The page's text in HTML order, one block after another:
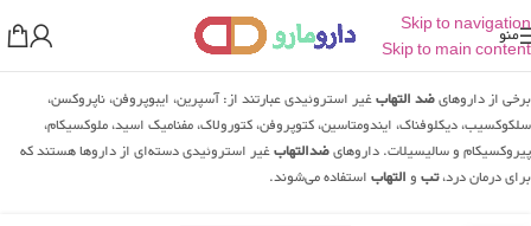
Skip to navigation
Skip to main content
منو
برخی از داروهایضد التهابغیر استروئیدی عبارتند از: آسپرین، ایبوپروفن، ناپروکسن،
سلکوکسیب، دیکلوفناک، ایندومتاسین، کتوپروفن، کتورولاک، مفنامیک اسید، ملوکسیکام،
پیروکسیکام و سالیسیلات. داروهایضدالتهابغیر استروئیدی دسته‌ای از داروها هستند که
برای درمان درد،تبوالتهاباستفاده می‌شوند.